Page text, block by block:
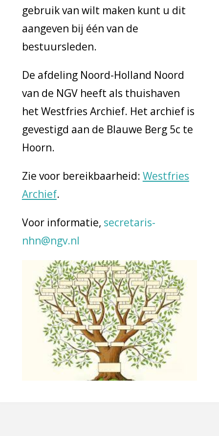
gebruik van wilt maken kunt u dit
aangeven bij één van de
bestuursleden.
De afdeling Noord-Holland Noord
van de NGV heeft als thuishaven
het Westfries Archief. Het archief is
gevestigd aan de Blauwe Berg 5c te
Hoorn.
Zie voor bereikbaarheid: Westfries
Archief.
Voor informatie, secretaris-
nhn@ngv.nl